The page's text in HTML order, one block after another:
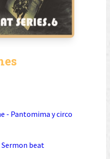
- Pantomima y circo
Sermon beat